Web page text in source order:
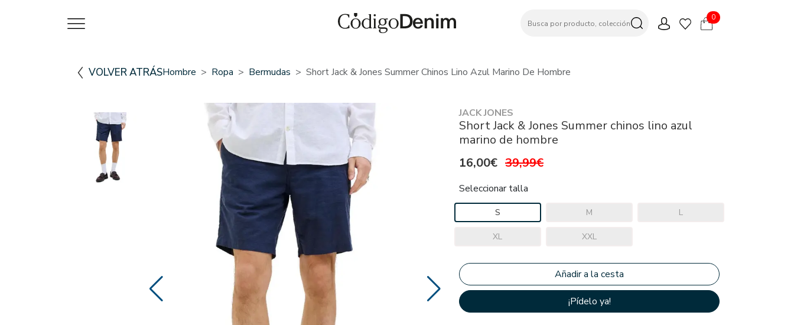
0
VOLVER ATRÁSHombre Ropa Bermudas Short Jack & Jones Summer Chinos Lino Azul Marino De Hombre
JACK JONES
Short Jack & Jones Summer chinos lino azul
marino de hombre
16,00€ 39,99€
Seleccionar talla
S M L
XL XXL
¡Pídelo ya!